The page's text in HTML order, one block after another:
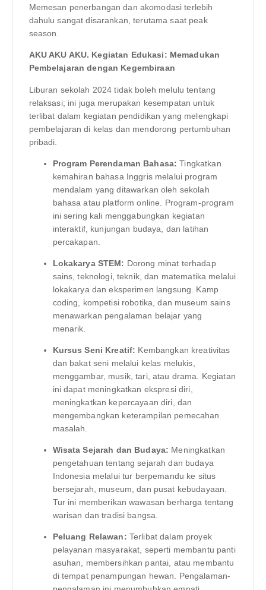
Memesan penerbangan dan akomodasi terlebih
dahulu sangat disarankan, terutama saat peak
season.
AKU AKU AKU. Kegiatan Edukasi: Memadukan
Pembelajaran dengan Kegembiraan
Liburan sekolah 2024 tidak boleh melulu tentang
relaksasi; ini juga merupakan kesempatan untuk
terlibat dalam kegiatan pendidikan yang melengkapi
pembelajaran di kelas dan mendorong pertumbuhan
pribadi.
Program Perendaman Bahasa: Tingkatkan
kemahiran bahasa Inggris melalui program
mendalam yang ditawarkan oleh sekolah
bahasa atau platform online. Program-program
ini sering kali menggabungkan kegiatan
interaktif, kunjungan budaya, dan latihan
percakapan.
Lokakarya STEM: Dorong minat terhadap
sains, teknologi, teknik, dan matematika melalui
lokakarya dan eksperimen langsung. Kamp
coding, kompetisi robotika, dan museum sains
menawarkan pengalaman belajar yang
menarik.
Kursus Seni Kreatif: Kembangkan kreativitas
dan bakat seni melalui kelas melukis,
menggambar, musik, tari, atau drama. Kegiatan
ini dapat meningkatkan ekspresi diri,
meningkatkan kepercayaan diri, dan
mengembangkan keterampilan pemecahan
masalah.
Wisata Sejarah dan Budaya: Meningkatkan
pengetahuan tentang sejarah dan budaya
Indonesia melalui tur berpemandu ke situs
bersejarah, museum, dan pusat kebudayaan.
Tur ini memberikan wawasan berharga tentang
warisan dan tradisi bangsa.
Peluang Relawan: Terlibat dalam proyek
pelayanan masyarakat, seperti membantu panti
asuhan, membersihkan pantai, atau membantu
di tempat penampungan hewan. Pengalaman-